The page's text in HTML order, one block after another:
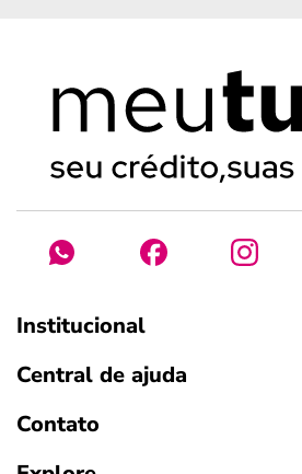
Institucional
Central de ajuda
Contato